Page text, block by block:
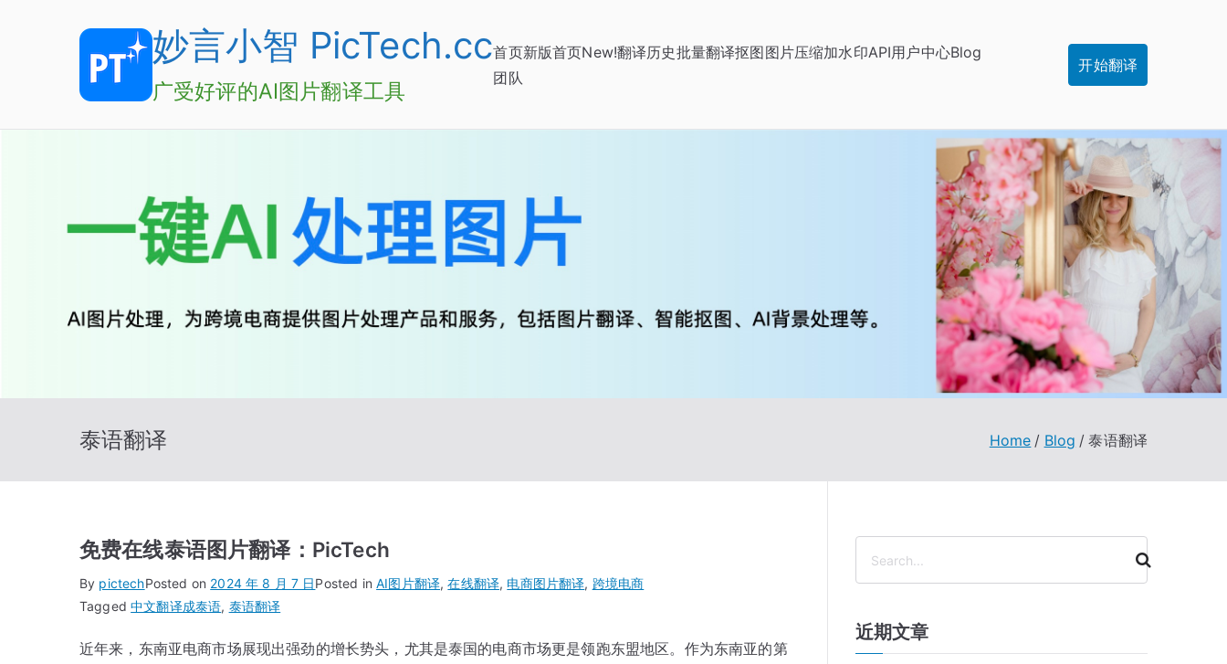
妙言小智 PicTech.cc
广受好评的AI图片翻译工具
首页新版首页New!翻译历史批量翻译抠图图片压缩加水印API用户中心Blog
团队
开始翻译
泰语翻译 Home Blog 泰语翻译
免费在线泰语图片翻译：PicTech
By pictechPosted on 2024 年 8 月 7 日Posted inAI图片翻译,在线翻译, 电商图片翻译, 跨境电商
Tagged中文翻译成泰语, 泰语翻译
近年来，东南亚电商市场展现出强劲的增长势头，尤其是泰国的电商市场更是领跑东盟地区。作为东南亚的第
近期文章